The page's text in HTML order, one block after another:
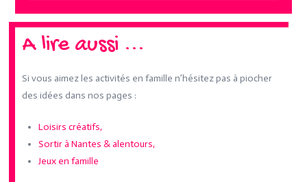
A lire aussi ...
Si vous aimez les activités en famille n’hésitez pas à piocher
des idées dans nos pages :
Loisirs créatifs,
Sortir à Nantes & alentours,
Jeux en famille